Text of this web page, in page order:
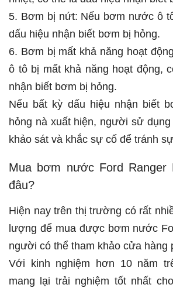
5. Bơm bị nứt: Nếu bơm nước ô
dấu hiệu nhận biết bơm bị hỏng.
6. Bơm bị mất khả năng hoạt
ô tô bị mất khả năng hoạt động,
nhận biết bơm bị hỏng.
Nếu bất kỳ dấu hiệu nhận biết
hỏng nà xuất hiện, người sử
khảo sát và khắc sự cố để tránh
Mua bơm nước Ford Ranger
đâu?
Hiện nay trên thị trường có rất
lượng để mua được bơm nước
người có thể tham khảo cửa hàng
Với kinh nghiệm hơn 10 năm
mang lại trải nghiệm tốt nhất